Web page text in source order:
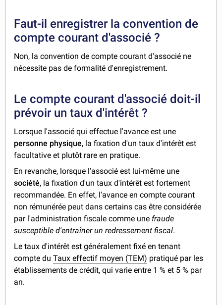
Faut-il enregistrer la convention de
compte courant d'associé ?
Non, la convention de compte courant d'associé ne
nécessite pas de formalité d'enregistrement.
Le compte courant d'associé doit-il
prévoir un taux d'intérêt ?
Lorsque l'associé qui effectue l'avance est une
personne physique, la fixation d'un taux d'intérêt est
facultative et plutôt rare en pratique.
En revanche, lorsque l'associé est lui-même une
société, la fixation d'un taux d'intérêt est fortement
recommandée. En effet, l'avance en compte courant
non rémunérée peut dans certains cas être considérée
par l'administration fiscale comme une fraude
susceptible d'entraîner un redressement fiscal.
Le taux d'intérêt est généralement fixé en tenant
compte duTaux effectif moyen (TEM) pratiqué par les
établissements de crédit, qui varie entre 1 % et 5 % par
an.